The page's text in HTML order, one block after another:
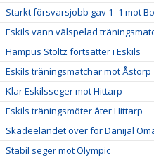
Starkt försvarsjobb gav 1–1 mot
Eskils vann välspelad
Hampus Stoltz fortsätter i Eskils
Eskils träningsmatchar mot Åstorp
Klar Eskilsseger mot Hittarp
Eskils träningsmöter åter Hittarp
Skadeeländet över för Danijal
Stabil seger mot Olympic